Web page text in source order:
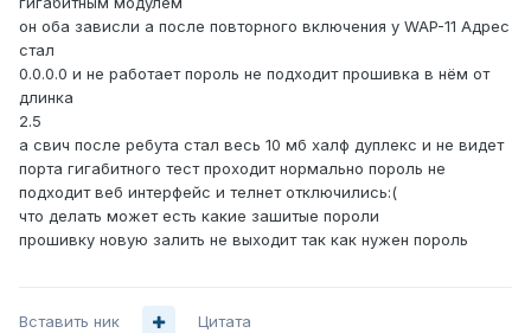
он оба зависли а после повторного включения у WAP-11 Адрес
стал
0.0.0.0 и не работает пороль не подходит прошивка в нём от
длинка
2.5
а свич после ребута стал весь 10 мб халф дуплекс и не видет
порта гигабитного тест проходит нормально пороль не
подходит веб интерфейс и телнет отключились:(
что делать может есть какие зашитые пороли
прошивку новую залить не выходит так как нужен пороль
Вставить ник Цитата